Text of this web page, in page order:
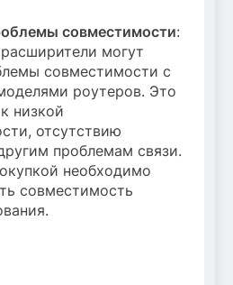
совместимости:
могут
совместимости с
роутеров. Это
низкой
отсутствию
проблемам связи.
необходимо
совместимость